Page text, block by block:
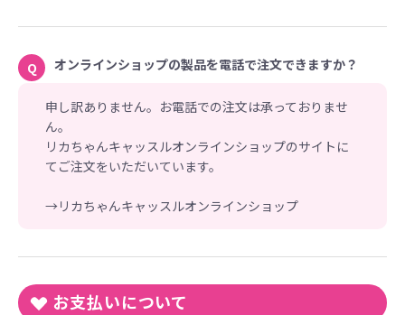
Q オンラインショップの製品を電話で注文できますか？
申し訳ありません。お電話での注文は承っておりませ
ん。
リカちゃんキャッスルオンラインショップのサイトに
てご注文をいただいています。
→リカちゃんキャッスルオンラインショップ
お支払いについて